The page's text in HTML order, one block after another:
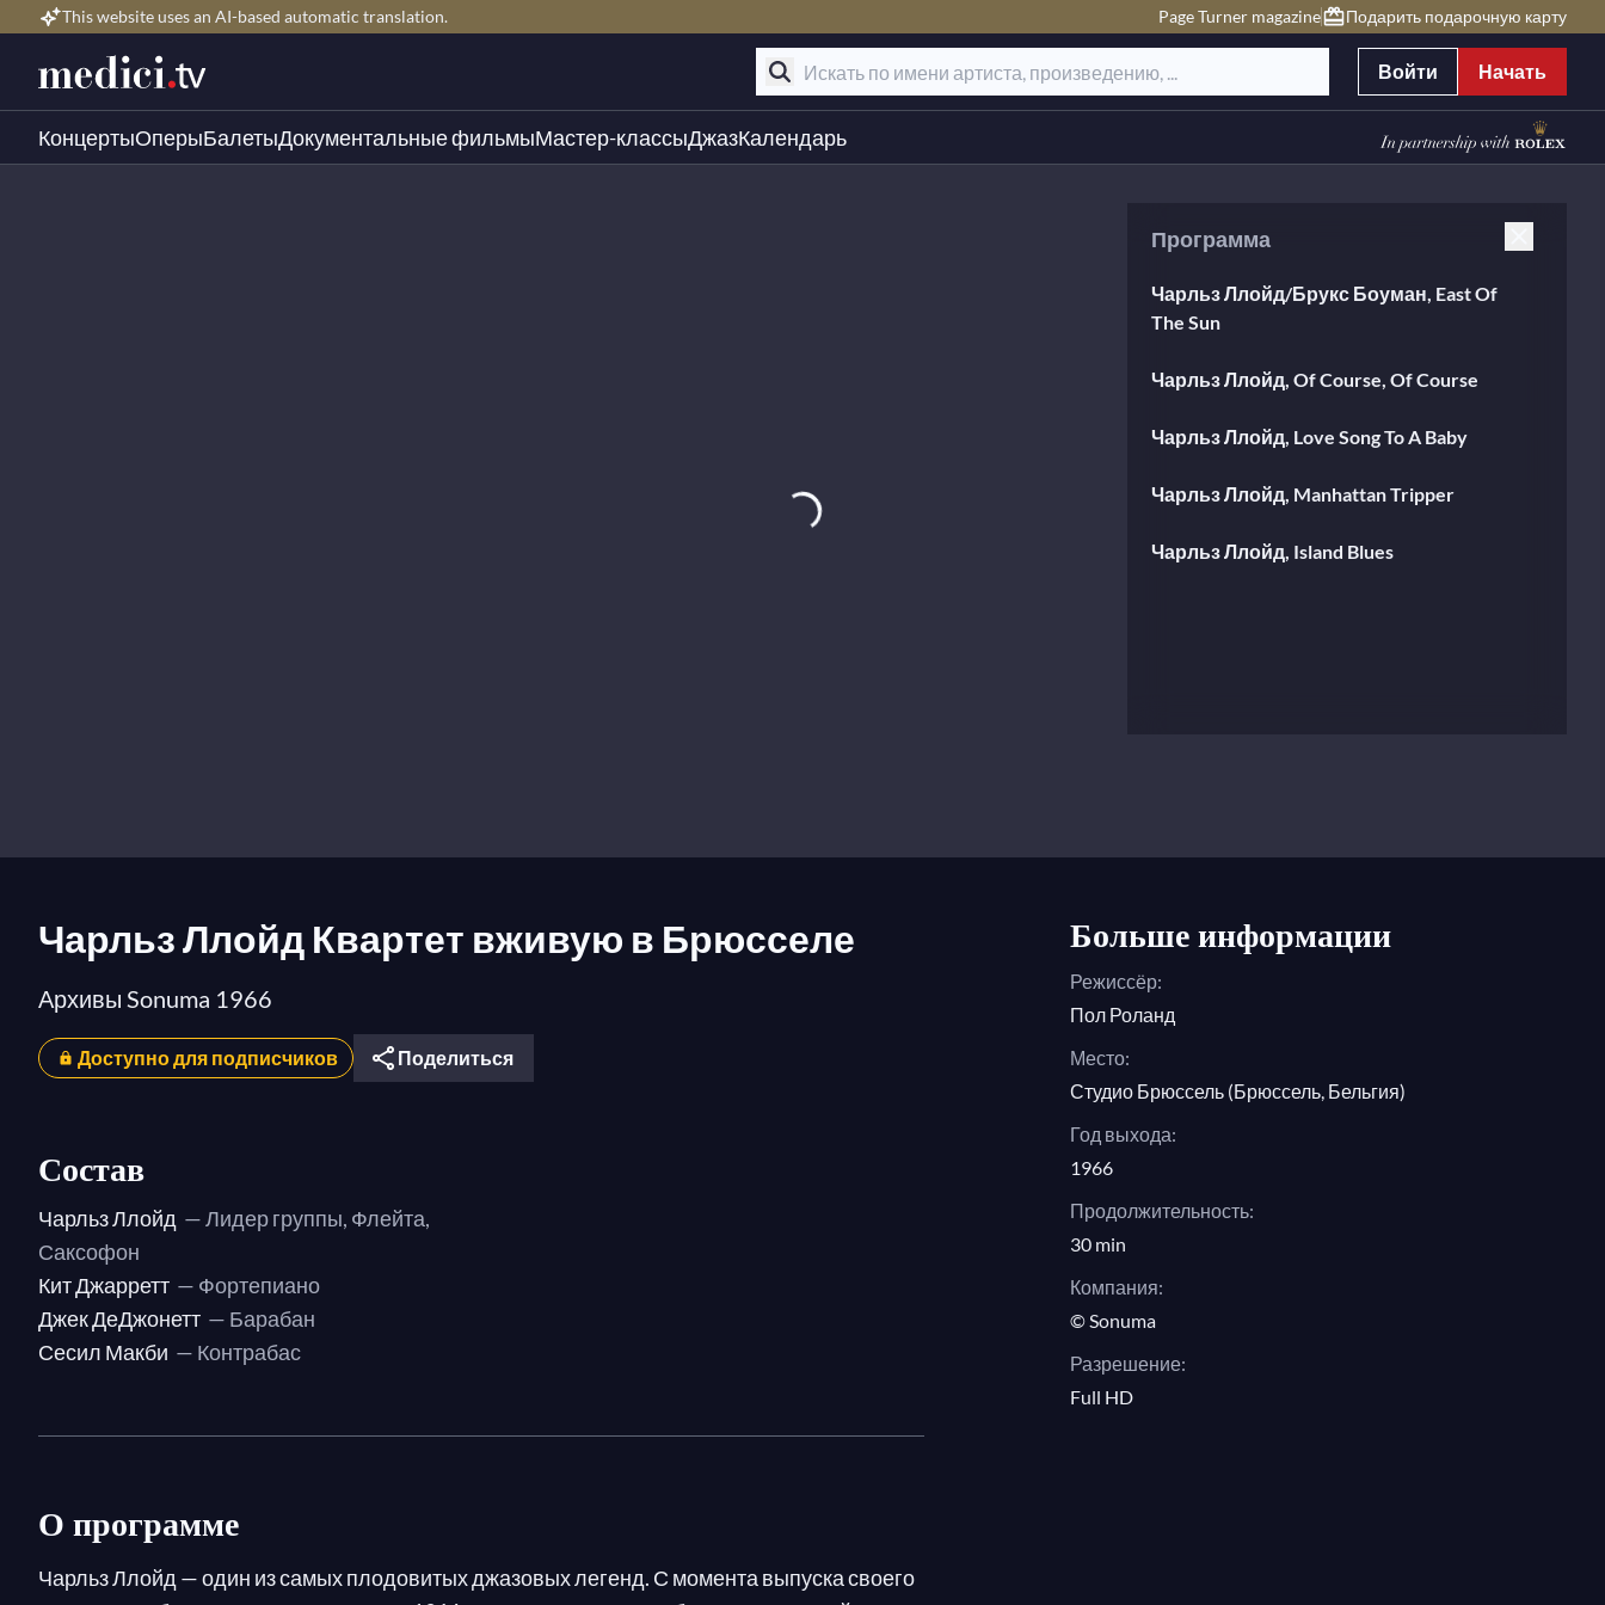
This website uses an AI-based automatic translation. Page Turner magazine Подарить подарочную карту
Войти Начать
КонцертыОперыБалетыДокументальные фильмыМастер-классыДжазКалендарь
Программа
Чарльз Ллойд/Брукс Боуман, East Of
The Sun
Чарльз Ллойд, Of Course, Of Course
Чарльз Ллойд, Love Song To A Baby
Чарльз Ллойд, Manhattan Tripper
Чарльз Ллойд, Island Blues
Чарльз Ллойд Квартет вживую в Брюсселе
Архивы Sonuma 1966
Доступно для подписчиков Поделиться
Состав
Чарльз Ллойд — Лидер группы, Флейта,
Саксофон
Кит Джарретт — Фортепиано
Джек ДеДжонетт — Барабан
Сесил Макби — Контрабас
О программе
Чарльз Ллойд — один из самых плодовитых джазовых легенд. С момента выпуска своего
Больше информации
Режиссёр:
Пол Роланд
Место:
Студио Брюссель (Брюссель, Бельгия)
Год выхода:
1966
Продолжительность:
30 min
Компания:
© Sonuma
Разрешение:
Full HD